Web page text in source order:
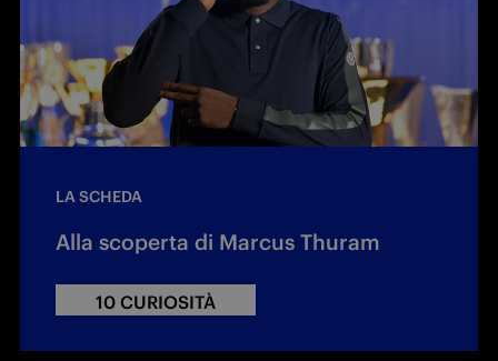
LA SCHEDA
Alla scoperta di Marcus Thuram
10 CURIOSITÀ